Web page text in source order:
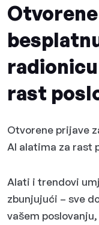
rast
Otvorene prijave
AI alatima za rast
Alati i trendovi
zbunjujući – sve
vašem